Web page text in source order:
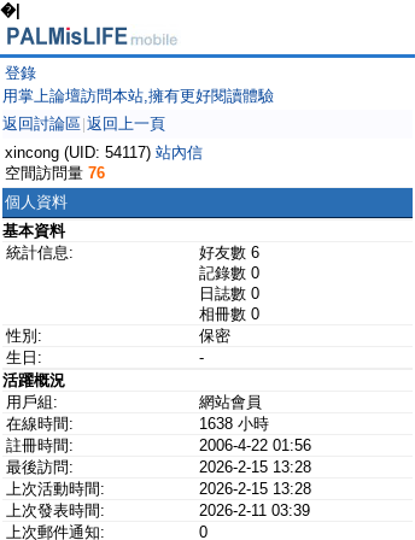
�|
登錄
用掌上論壇訪問本站,擁有更好閱讀體驗
返回討論區 返回上一頁
xincong (UID: 54117) 站內信
空間訪問量 76
個人資料
基本資料
統計信息:
好友數 6
記錄數 0
日誌數 0
相冊數 0
性別:
保密
生日:
-
活躍概況
用戶組:
網站會員
在線時間:
1638 小時
註冊時間:
2006-4-22 01:56
最後訪問:
2026-2-15 13:28
上次活動時間:
2026-2-15 13:28
上次發表時間:
2026-2-11 03:39
上次郵件通知:
0